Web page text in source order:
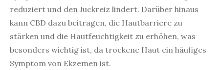
reduziert und den Juckreiz lindert. Darüber hinaus
kann CBD dazu beitragen, die Hautbarriere zu
stärken und die Hautfeuchtigkeit zu erhöhen, was
besonders wichtig ist, da trockene Haut ein häufiges
Symptom von Ekzemen ist.